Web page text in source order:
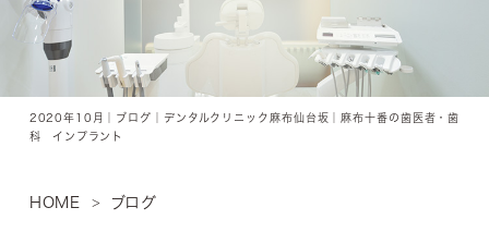
2020年10月｜ブログ｜デンタルクリニック麻布仙台坂｜麻布十番の歯医者・歯
科 インプラント
HOME ブログ